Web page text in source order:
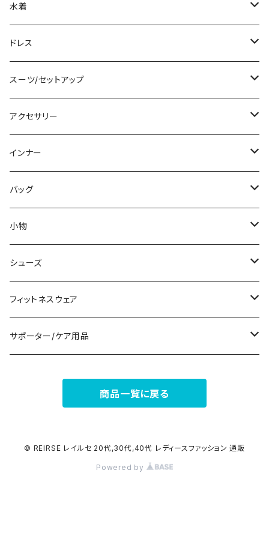
ノースリーブ
その他
チュニック
ベアトップ/チューブトップ
カーディガン/ボレロ
ニット/セーター
パーカー
スウェット/トレーナー
その他
ロング丈
デニム
レギンス
その他
オールインワン
ミディアム/ミモレ
ロング
その他
コート
ジャケット
その他
水着
タンキニ
バンドゥビキニ
ワンピース
ラッシュガード
その他
ドレス
ミニ/ショート
ミディアム/ミモレ
ロング/マキシ
袖付き
ノースリーブ
パンツドレス
ナイトドレス
その他
スーツ/セットアップ
パンツスーツ
スカートスーツ
その他
アクセサリー
ネックレス
ブレスレット
ピアス
コサージュ
リング
その他
インナー
ブラ/ブラトップ/ベアトップ
ショーツ
タンクトップ/キャミソール
半袖/5分
7分/長袖
ペチコート/ペチパンツ
その他
バッグ
サブバッグ
クラッチバッグ
トートバッグ
ショルダーバッグ
カジュアルバッグ
バックパック
小物
マフラー/スカーフ/ストール
財布
アクセサリーケース
シューズ
スニーカー
ブーツ
その他
フィットネスウェア
セット販売
タイツ
サポーター/ケア用品
商品一覧に戻る
© REIRSE レイルセ 20代,30代,40代 レディースファッション 通販
Powered by